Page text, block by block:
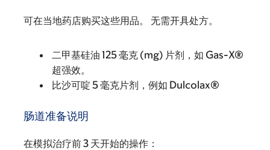
可在当地药店购买这些用品。 无需开具处方。
二甲基硅油 125 毫克 (mg) 片剂，如 Gas-X®
超强效。
比沙可啶 5 毫克片剂，例如 Dulcolax®
肠道准备说明
在模拟治疗前 3 天开始的操作：